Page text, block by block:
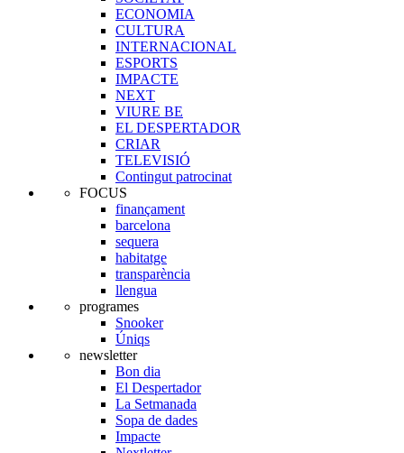
ECONOMIA
CULTURA
INTERNACIONAL
ESPORTS
IMPACTE
NEXT
VIURE BE
EL DESPERTADOR
CRIAR
TELEVISIÓ
Contingut patrocinat
FOCUS
finançament
barcelona
sequera
habitatge
transparència
llengua
programes
Snooker
Úniqs
newsletter
Bon dia
El Despertador
La Setmanada
Sopa de dades
Impacte